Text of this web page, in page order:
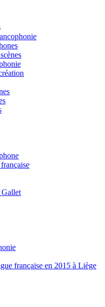
française en 2015 à Liège